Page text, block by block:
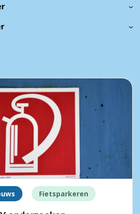
Fietsparkeren